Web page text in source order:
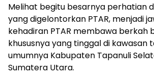
Melihat begitu besarnya perhatian
yang digelontorkan PTAR, menjadi
kehadiran PTAR membawa berkah
khususnya yang tinggal di kawasan
umumnya Kabupaten Tapanuli
Sumatera Utara.